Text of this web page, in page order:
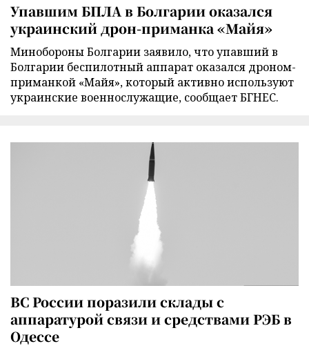
Упавшим БПЛА в Болгарии оказался
украинский дрон-приманка «Майя»
Минобороны Болгарии заявило, что упавший в
Болгарии беспилотный аппарат оказался дроном-
приманкой «Майя», который активно используют
украинские военнослужащие, сообщает БГНЕС.
ВС России поразили склады с
аппаратурой связи и средствами РЭБ в
Одессе